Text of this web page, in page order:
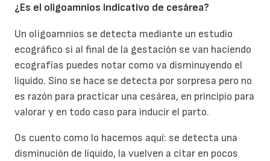
¿Es el oligoamnios indicativo de cesárea?
Un oligoamnios se detecta mediante un estudio
ecográfico si al final de la gestación se van haciendo
ecografías puedes notar como va disminuyendo el
líquido. Sino se hace se detecta por sorpresa pero no
es razón para practicar una cesárea, en principio para
valorar y en todo caso para inducir el parto.
Os cuento como lo hacemos aquí: se detecta una
disminución de líquido, la vuelven a citar en pocos